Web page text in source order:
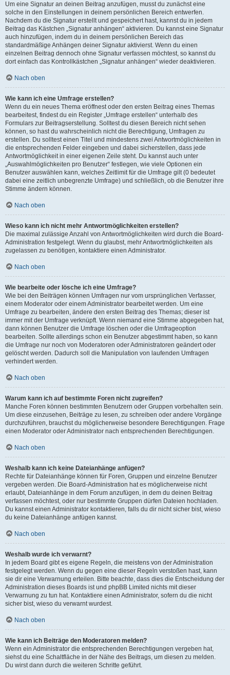
Um eine Signatur an deinen Beitrag anzufügen, musst du zunächst eine
solche in den Einstellungen in deinem persönlichen Bereich entwerfen.
Nachdem du die Signatur erstellt und gespeichert hast, kannst du in jedem
Beitrag das Kästchen „Signatur anhängen“ aktivieren. Du kannst eine Signatur
auch hinzufügen, indem du in deinem persönlichen Bereich das
standardmäßige Anhängen deiner Signatur aktivierst. Wenn du einen
einzelnen Beitrag dennoch ohne Signatur verfassen möchtest, so kannst du
dort einfach das Kontrollkästchen „Signatur anhängen“ wieder deaktivieren.
Nach oben
Wie kann ich eine Umfrage erstellen?
Wenn du ein neues Thema eröffnest oder den ersten Beitrag eines Themas
bearbeitest, findest du ein Register „Umfrage erstellen“ unterhalb des
Formulars zur Beitragserstellung. Solltest du diesen Bereich nicht sehen
können, so hast du wahrscheinlich nicht die Berechtigung, Umfragen zu
erstellen. Du solltest einen Titel und mindestens zwei Antwortmöglichkeiten in
die entsprechenden Felder eingeben und dabei sicherstellen, dass jede
Antwortmöglichkeit in einer eigenen Zeile steht. Du kannst auch unter
„Auswahlmöglichkeiten pro Benutzer“ festlegen, wie viele Optionen ein
Benutzer auswählen kann, welches Zeitlimit für die Umfrage gilt (0 bedeutet
dabei eine zeitlich unbegrenzte Umfrage) und schließlich, ob die Benutzer ihre
Stimme ändern können.
Nach oben
Wieso kann ich nicht mehr Antwortmöglichkeiten erstellen?
Die maximal zulässige Anzahl von Antwortmöglichkeiten wird durch die Board-
Administration festgelegt. Wenn du glaubst, mehr Antwortmöglichkeiten als
zugelassen zu benötigen, kontaktiere einen Administrator.
Nach oben
Wie bearbeite oder lösche ich eine Umfrage?
Wie bei den Beiträgen können Umfragen nur vom ursprünglichen Verfasser,
einem Moderator oder einem Administrator bearbeitet werden. Um eine
Umfrage zu bearbeiten, ändere den ersten Beitrag des Themas; dieser ist
immer mit der Umfrage verknüpft. Wenn niemand eine Stimme abgegeben hat,
dann können Benutzer die Umfrage löschen oder die Umfrageoption
bearbeiten. Sollte allerdings schon ein Benutzer abgestimmt haben, so kann
die Umfrage nur noch von Moderatoren oder Administratoren geändert oder
gelöscht werden. Dadurch soll die Manipulation von laufenden Umfragen
verhindert werden.
Nach oben
Warum kann ich auf bestimmte Foren nicht zugreifen?
Manche Foren können bestimmten Benutzern oder Gruppen vorbehalten sein.
Um diese einzusehen, Beiträge zu lesen, zu schreiben oder andere Vorgänge
durchzuführen, brauchst du möglicherweise besondere Berechtigungen. Frage
einen Moderator oder Administrator nach entsprechenden Berechtigungen.
Nach oben
Weshalb kann ich keine Dateianhänge anfügen?
Rechte für Dateianhänge können für Foren, Gruppen und einzelne Benutzer
vergeben werden. Die Board-Administration hat es möglicherweise nicht
erlaubt, Dateianhänge in dem Forum anzufügen, in dem du deinen Beitrag
verfassen möchtest, oder nur bestimmte Gruppen dürfen Dateien hochladen.
Du kannst einen Administrator kontaktieren, falls du dir nicht sicher bist, wieso
du keine Dateianhänge anfügen kannst.
Nach oben
Weshalb wurde ich verwarnt?
In jedem Board gibt es eigene Regeln, die meistens von der Administration
festgelegt werden. Wenn du gegen eine dieser Regeln verstoßen hast, kann
sie dir eine Verwarnung erteilen. Bitte beachte, dass dies die Entscheidung der
Administration dieses Boards ist und phpBB Limited nichts mit dieser
Verwarnung zu tun hat. Kontaktiere einen Administrator, sofern du die nicht
sicher bist, wieso du verwarnt wurdest.
Nach oben
Wie kann ich Beiträge den Moderatoren melden?
Wenn ein Administrator die entsprechenden Berechtigungen vergeben hat,
siehst du eine Schaltfläche in der Nähe des Beitrags, um diesen zu melden.
Du wirst dann durch die weiteren Schritte geführt.